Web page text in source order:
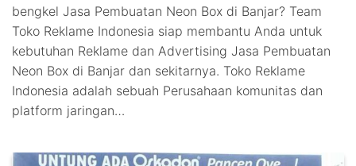
bengkel Jasa Pembuatan Neon Box di Banjar? Team
Toko Reklame Indonesia siap membantu Anda untuk
kebutuhan Reklame dan Advertising Jasa Pembuatan
Neon Box di Banjar dan sekitarnya. Toko Reklame
Indonesia adalah sebuah Perusahaan komunitas dan
platform jaringan…